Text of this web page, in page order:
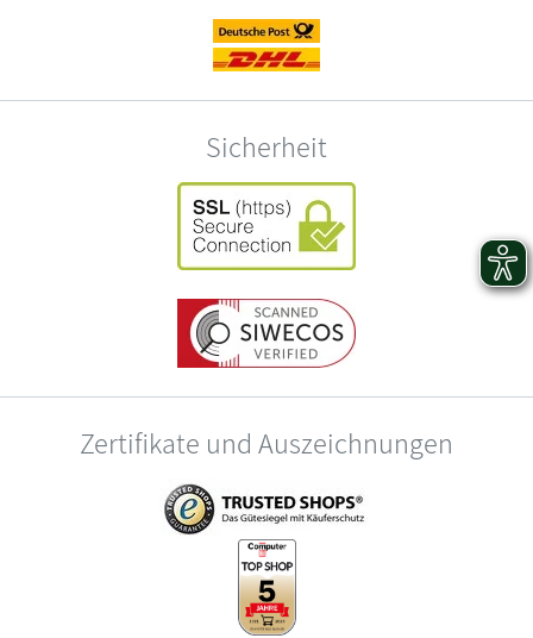
Sicherheit
Zertifikate und Auszeichnungen